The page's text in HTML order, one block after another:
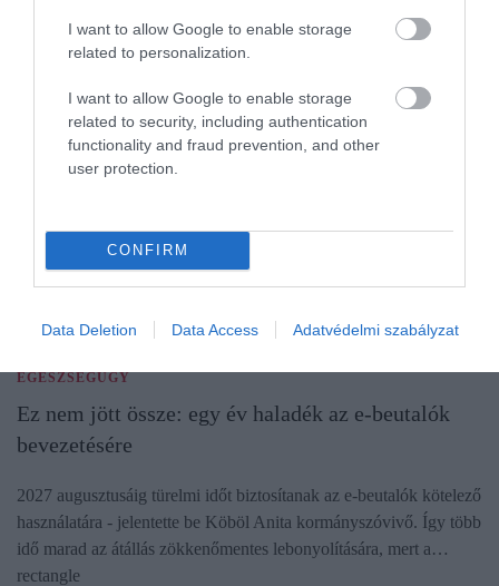
I want to allow Google to enable storage
related to personalization.
I want to allow Google to enable storage
related to security, including authentication
functionality and fraud prevention, and other
user protection.
CONFIRM
Data Deletion Data Access Adatvédelmi szabályzat
EGÉSZSÉGÜGY
Ez nem jött össze: egy év haladék az e-beutalók
bevezetésére
2027 augusztusáig türelmi időt biztosítanak az e-beutalók kötelező
használatára - jelentette be Köböl Anita kormányszóvivő. Így több
idő marad az átállás zökkenőmentes lebonyolítására, mert a…
rectangle